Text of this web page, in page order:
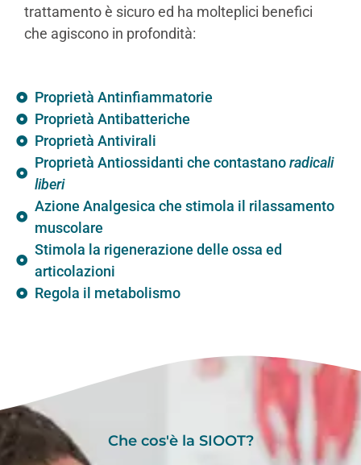
trattamento è sicuro ed ha molteplici benefici
che agiscono in profondità:
Proprietà Antinfiammatorie
Proprietà Antibatteriche
Proprietà Antivirali
Proprietà Antiossidanti che contastanoradicali
liberi
Azione Analgesica che stimola il rilassamento
muscolare
Stimola la rigenerazione delle ossa ed
articolazioni
Regola il metabolismo
Che cos'è la SIOOT?